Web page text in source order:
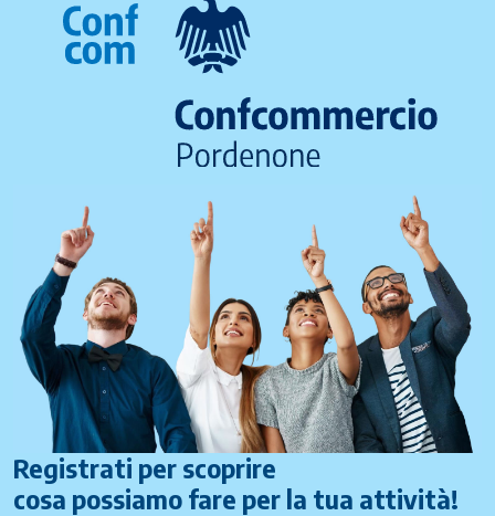
Registrati per scoprire
cosa possiamo fare per la tua attività!